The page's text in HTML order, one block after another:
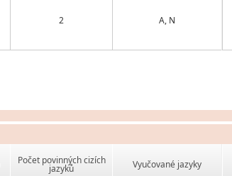
2 A, N
Počet povinných cizích
jazyků Vyučované jazyky